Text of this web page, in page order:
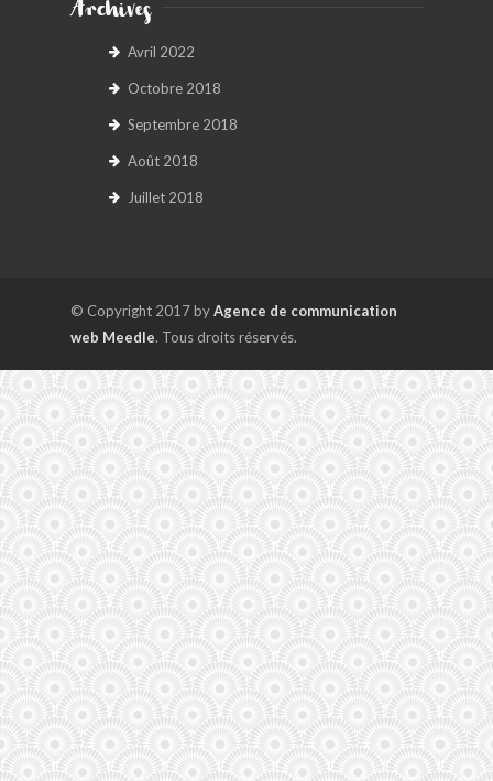
Archives
Avril 2022
Octobre 2018
Septembre 2018
Août 2018
Juillet 2018
© Copyright 2017 byAgence de communication
web Meedle. Tous droits réservés.